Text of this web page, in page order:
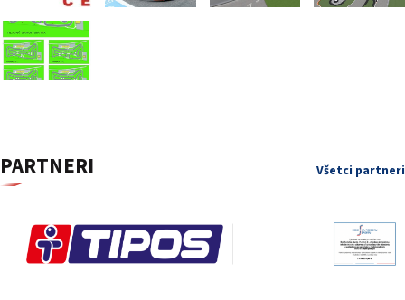
PARTNERI Všetci partneri